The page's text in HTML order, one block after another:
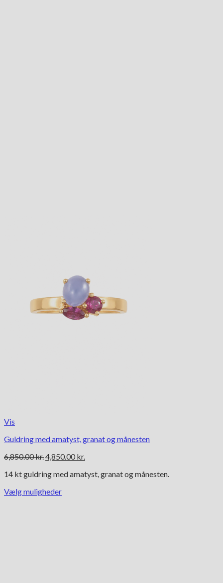
Vis
Guldring med amatyst, granat og månesten
6,850.00kr.Den
pris
6,850.00 kr..
4,850.00 kr.
pris
14 kt guldring med amatyst, granat og månesten.
Vælg muligheder